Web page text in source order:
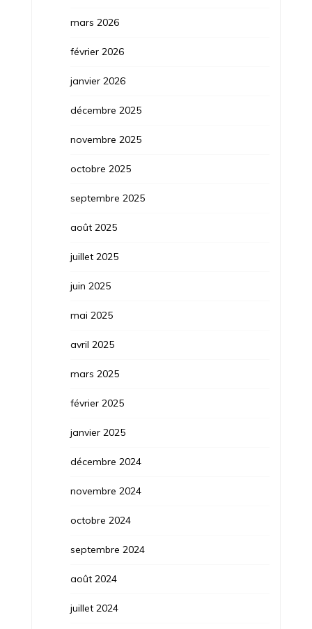
mars 2026
février 2026
janvier 2026
décembre 2025
novembre 2025
octobre 2025
septembre 2025
août 2025
juillet 2025
juin 2025
mai 2025
avril 2025
mars 2025
février 2025
janvier 2025
décembre 2024
novembre 2024
octobre 2024
septembre 2024
août 2024
juillet 2024